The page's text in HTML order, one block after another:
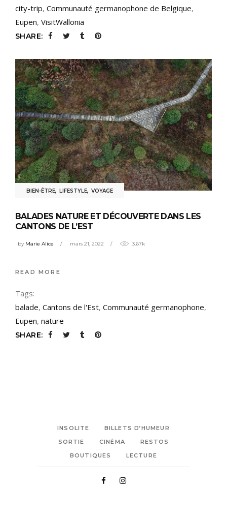
city-trip, Communauté germanophone de Belgique,
Eupen, VisitWallonia
SHARE:
BIEN-ÊTRE, LIFESTYLE, VOYAGE
BALADES NATURE ET DÉCOUVERTE DANS LES
CANTONS DE L’EST
by Marie Alice mars 21, 2022 3.67k
READ MORE
Tags:
balade, Cantons de l'Est, Communauté germanophone,
Eupen, nature
SHARE:
INSOLITE
BILLETS D’HUMEUR
SORTIE
CINÉMA
RESTOS
BOUTIQUES
LECTURE